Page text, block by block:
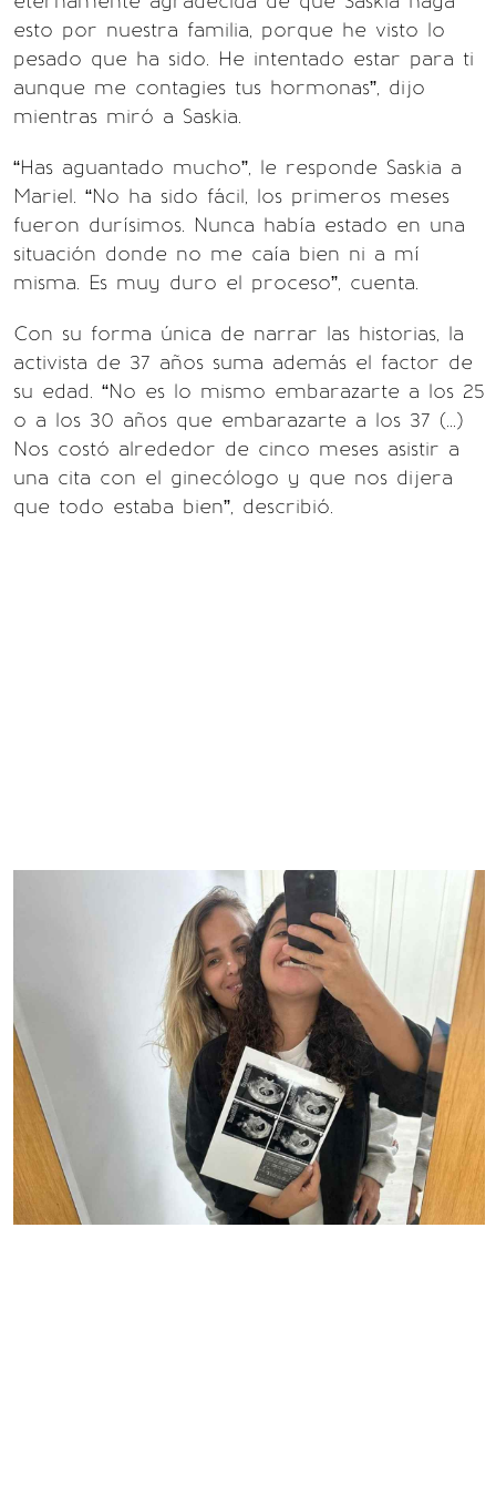
esto por nuestra familia, porque he visto lo
pesado que ha sido. He intentado estar para ti
aunque me contagies tus hormonas”, dijo
mientras miró a Saskia.
“Has aguantado mucho”, le responde Saskia a
Mariel. “No ha sido fácil, los primeros meses
fueron durísimos. Nunca había estado en una
situación donde no me caía bien ni a mí
misma. Es muy duro el proceso”, cuenta.
Con su forma única de narrar las historias, la
activista de 37 años suma además el factor de
su edad. “No es lo mismo embarazarte a los 25
o a los 30 años que embarazarte a los 37 (...)
Nos costó alrededor de cinco meses asistir a
una cita con el ginecólogo y que nos dijera
que todo estaba bien”, describió.